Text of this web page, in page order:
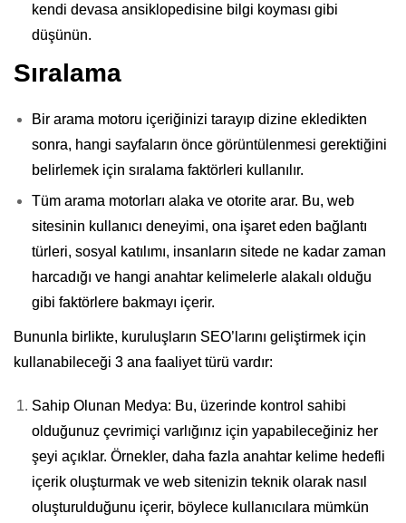
kendi devasa ansiklopedisine bilgi koyması gibi
düşünün.
Sıralama
Bir arama motoru içeriğinizi tarayıp dizine ekledikten
sonra, hangi sayfaların önce görüntülenmesi gerektiğini
belirlemek için sıralama faktörleri kullanılır.
Tüm arama motorları alaka ve otorite arar. Bu, web
sitesinin kullanıcı deneyimi, ona işaret eden bağlantı
türleri, sosyal katılımı, insanların sitede ne kadar zaman
harcadığı ve hangi anahtar kelimelerle alakalı olduğu
gibi faktörlere bakmayı içerir.
Bununla birlikte, kuruluşların SEO’larını geliştirmek için
kullanabileceği 3 ana faaliyet türü vardır:
Sahip Olunan Medya: Bu, üzerinde kontrol sahibi
olduğunuz çevrimiçi varlığınız için yapabileceğiniz her
şeyi açıklar. Örnekler, daha fazla anahtar kelime hedefli
içerik oluşturmak ve web sitenizin teknik olarak nasıl
oluşturulduğunu içerir, böylece kullanıcılara mümkün